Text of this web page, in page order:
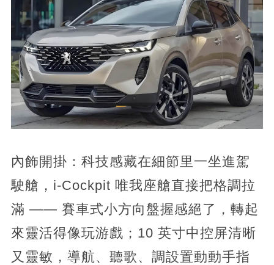
內飾開掛：科技感藏在細節里一坐進駕
駛艙，i-Cockpit 唯我座艙直接把格調拉
滿 —— 賽車式小方向盤握感絕了，轉起
來靈活得像玩游戲；10 英寸中控屏清晰
又靈敏，導航、聽歌、調設置動動手指